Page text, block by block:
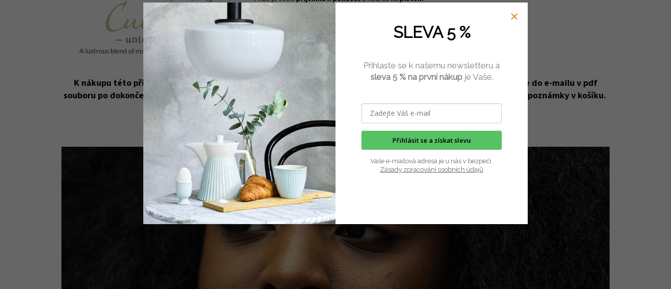
celoročních doplňků
na tělo, kardigany nebo šály.
S přízí se velmi
dobře plete
a doporučujeme ji i pro
začátečníky
K nákupu této příze od nás obdržíte zdarma návod v angličtině na upletení oděvního doplňku. Návod Vám přijde do e-mailu v pdf
souboru po dokončení objednávky.Návod vybereme za vás z níže uvedené nabídky nebo nám váš výběr napište do poznámky v košíku.
Vybírat můžete z těchto návodů:
SLEVA 5 %
Přihlaste se k našemu newsletteru a
sleva 5 % na první nákupje Vaše.
Přihlásit se a získat slevu
Vaše e-mailová adresa je u nás v bezpečí.
Zásady zpracování osobních údajů